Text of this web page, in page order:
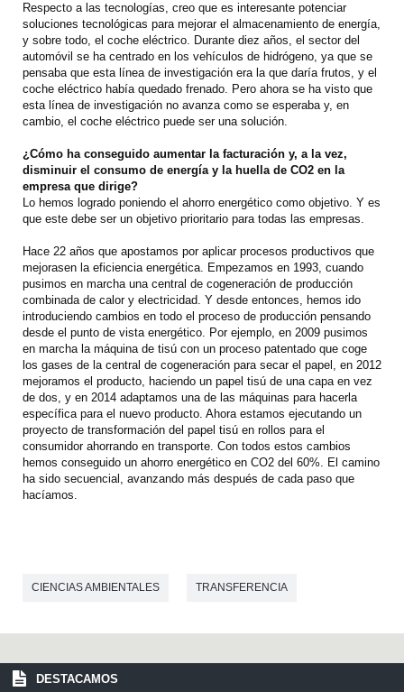
Respecto a las tecnologías, creo que es interesante potenciar
soluciones tecnológicas para mejorar el almacenamiento de energía,
y sobre todo, el coche eléctrico. Durante diez años, el sector del
automóvil se ha centrado en los vehículos de hidrógeno, ya que se
pensaba que esta línea de investigación era la que daría frutos, y el
coche eléctrico había quedado frenado. Pero ahora se ha visto que
esta línea de investigación no avanza como se esperaba y, en
cambio, el coche eléctrico puede ser una solución.
¿Cómo ha conseguido aumentar la facturación y, a la vez,
disminuir el consumo de energía y la huella de CO2 en la
empresa que dirige?
Lo hemos logrado poniendo el ahorro energético como objetivo. Y es
que este debe ser un objetivo prioritario para todas las empresas.
Hace 22 años que apostamos por aplicar procesos productivos que
mejorasen la eficiencia energética. Empezamos en 1993, cuando
pusimos en marcha una central de cogeneración de producción
combinada de calor y electricidad. Y desde entonces, hemos ido
introduciendo cambios en todo el proceso de producción pensando
desde el punto de vista energético. Por ejemplo, en 2009 pusimos
en marcha la máquina de tisú con un proceso patentado que coge
los gases de la central de cogeneración para secar el papel, en 2012
mejoramos el producto, haciendo un papel tisú de una capa en vez
de dos, y en 2014 adaptamos una de las máquinas para hacerla
específica para el nuevo producto. Ahora estamos ejecutando un
proyecto de transformación del papel tisú en rollos para el
consumidor ahorrando en transporte. Con todos estos cambios
hemos conseguido un ahorro energético en CO2 del 60%. El camino
ha sido secuencial, avanzando más después de cada paso que
hacíamos.
CIENCIAS AMBIENTALES TRANSFERENCIA
DESTACAMOS